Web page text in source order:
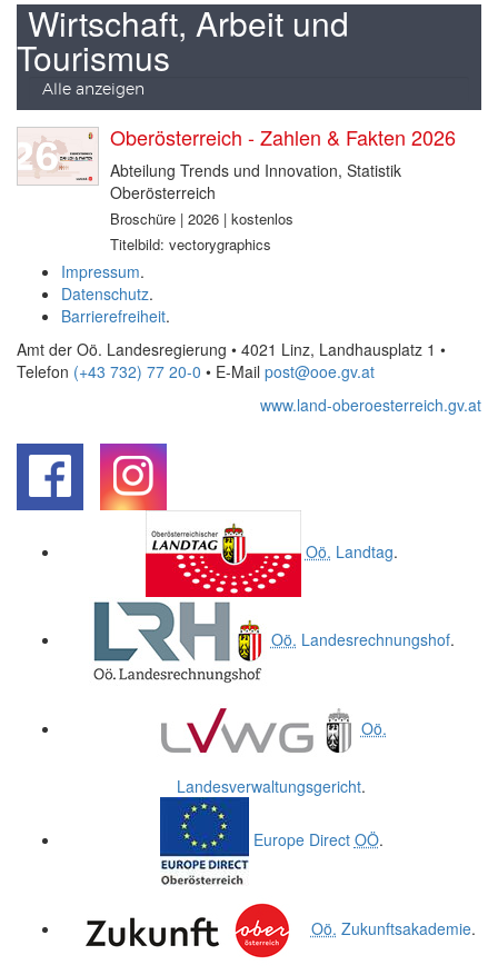
Wirtschaft, Arbeit und
Tourismus
Alle anzeigen
Oberösterreich - Zahlen & Fakten 2026
Abteilung Trends und Innovation, Statistik
Oberösterreich
Broschüre | 2026 | kostenlos
Titelbild: vectorygraphics
Impressum.
Datenschutz.
Barrierefreiheit.
Amt der Oö. Landesregierung • 4021 Linz, Landhausplatz 1 •
Telefon (+43 732) 77 20-0 • E-Mail post@ooe.gv.at
www.land-oberoesterreich.gv.at
Oö. Landtag.
Oö. Landesrechnungshof.
Oö.
Landesverwaltungsgericht.
Europe Direct OÖ.
Oö. Zukunftsakademie.